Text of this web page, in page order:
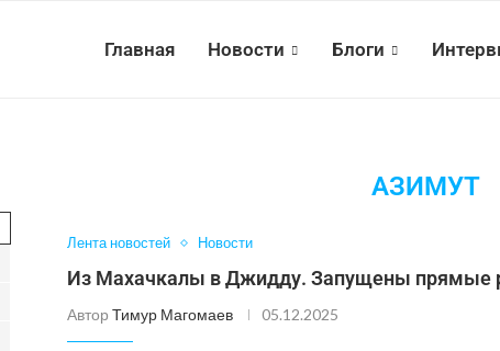
Главная Новости Блоги
АЗИМУТ
Лента новостей Новости
Из Махачкалы в Джидду. Запущены прямые
Автор Тимур Магомаев 05.12.2025